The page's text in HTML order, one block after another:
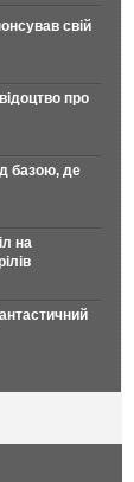
свій
про
базою, де
на